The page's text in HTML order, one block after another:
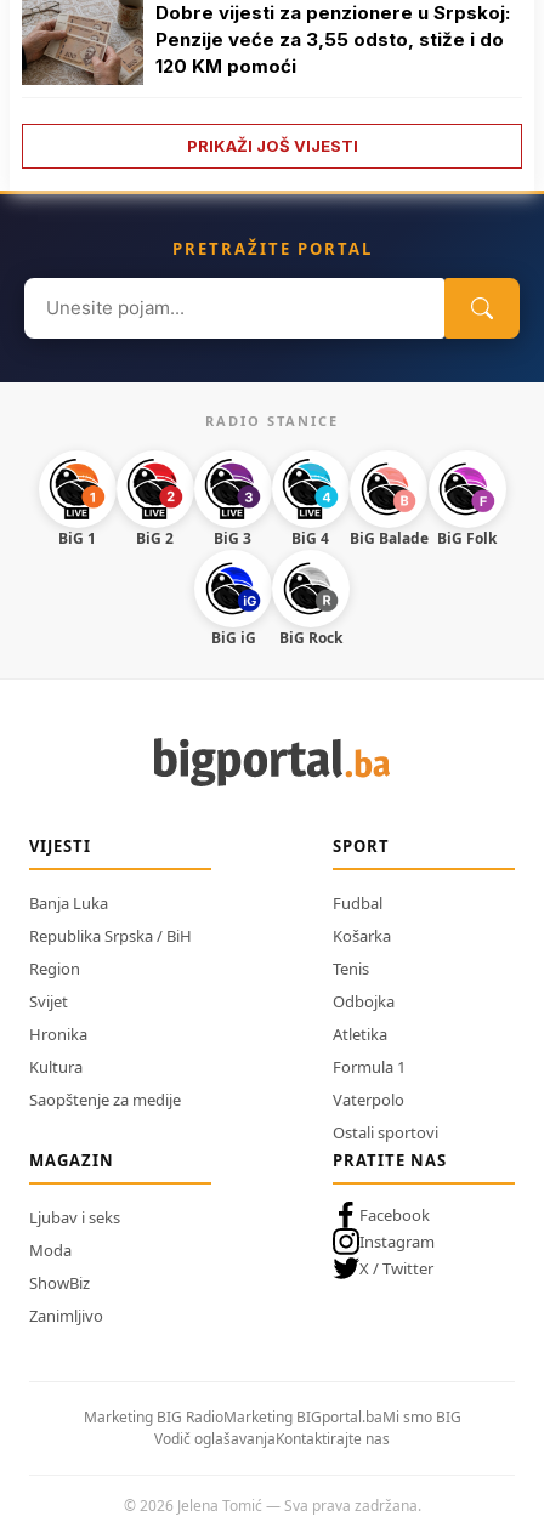
Dobre vijesti za penzionere u Srpskoj:
Penzije veće za 3,55 odsto, stiže i do
120 KM pomoći
PRIKAŽI JOŠ VIJESTI
PRETRAŽITE PORTAL
Search
for:
RADIO STANICE
BiG 1 BiG 2 BiG 3 BiG 4 BiG Balade BiG Folk
BiG iG BiG Rock
VIJESTI
Banja Luka
Republika Srpska / BiH
Region
Svijet
Hronika
Kultura
Saopštenje za medije
SPORT
Fudbal
Košarka
Tenis
Odbojka
Atletika
Formula 1
Vaterpolo
Ostali sportovi
MAGAZIN
Ljubav i seks
Moda
ShowBiz
Zanimljivo
PRATITE NAS
Facebook
Instagram
X / Twitter
Marketing BIG RadioMarketing BIGportal.baMi smo BIG
Vodič oglašavanjaKontaktirajte nas
© 2026 Jelena Tomić — Sva prava zadržana.